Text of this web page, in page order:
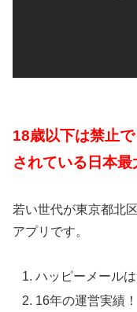
18歳以下は禁止
されている日本
若い世代が東京都北
アプリです。
ハッピーメール
16年の運営実績！